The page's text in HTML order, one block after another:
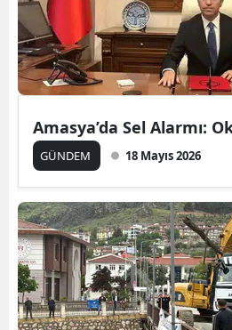
Amasya’da Sel Alarmı:
GÜNDEM 18 Mayıs 2026